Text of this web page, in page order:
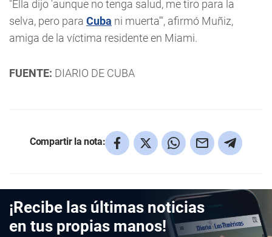
"Ella dijo 'aunque no tenga salud, me tiro para la
selva, pero para Cuba ni muerta'", afirmó Muñiz,
amiga de la víctima residente en Miami.
FUENTE: DIARIO DE CUBA
Compartir la nota:
¡Recibe las últimas noticias
en tus propias manos!